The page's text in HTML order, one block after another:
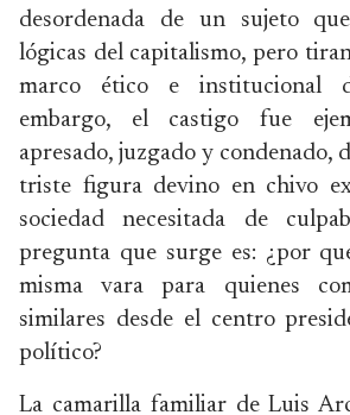
desordenada de un sujeto
lógicas del capitalismo, pero
marco ético e institucional
embargo, el castigo fue
apresado, juzgado y condenado,
triste figura devino en chivo
sociedad necesitada de
pregunta que surge es: ¿por
misma vara para quienes
similares desde el centro
político?
La camarilla familiar de Luis